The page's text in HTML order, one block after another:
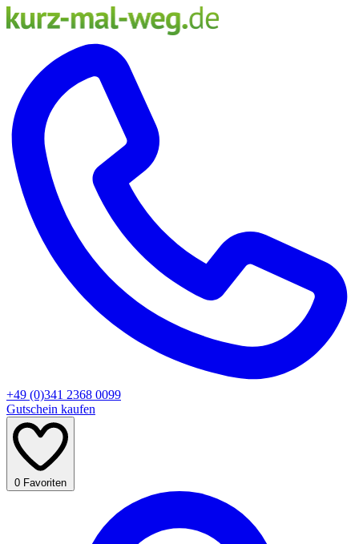
+49 (0)341 2368 0099
Gutschein kaufen
0 Favoriten